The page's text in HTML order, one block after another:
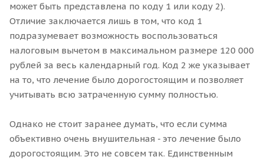
может быть представлена по коду 1 или коду 2).
Отличие заключается лишь в том, что код 1
подразумевает возможность воспользоваться
налоговым вычетом в максимальном размере 120 000
рублей за весь календарный год. Код 2 же указывает
на то, что лечение было дорогостоящим и позволяет
учитывать всю затраченную сумму полностью.
Однако не стоит заранее думать, что если сумма
объективно очень внушительная - это лечение было
дорогостоящим. Это не совсем так. Единственным